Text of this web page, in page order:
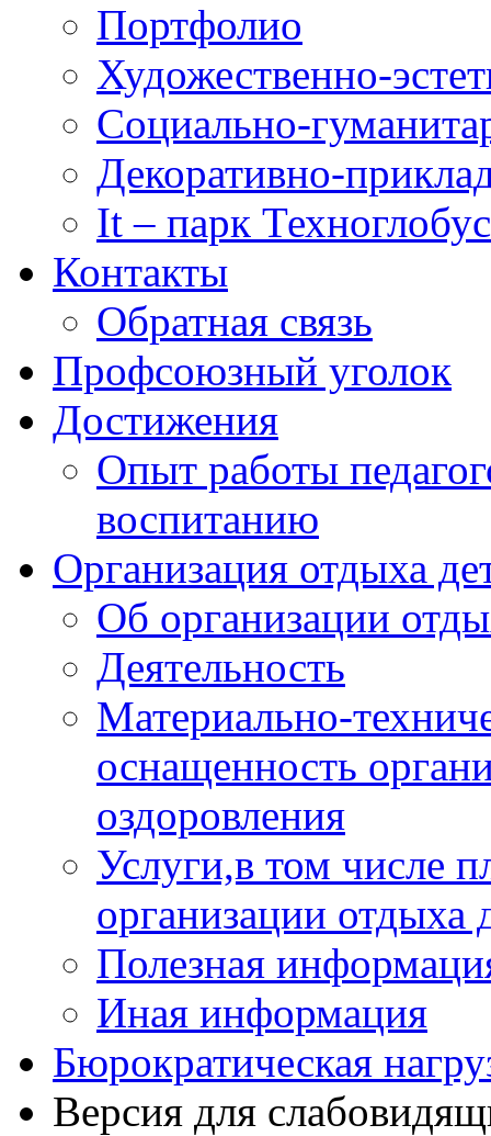
Портфолио
Художественно-
Социально-
Декоративно-
It – парк Техноглобус
Контакты
Обратная связь
Профсоюзный уголок
Достижения
Опыт работы
воспитанию
Организация отдыха
Об организации
Деятельность
Материально-
оснащенность
оздоровления
Услуги,в том числе
организации отдыха
Полезная
Иная информация
Бюрократическая
Версия для